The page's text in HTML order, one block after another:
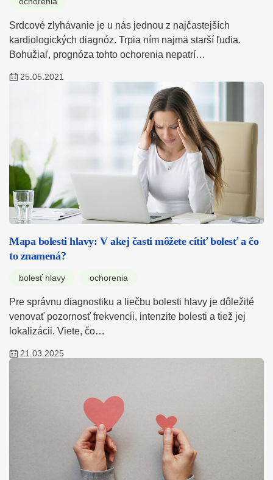
Srdcové zlyhávanie je u nás jednou z najčastejších
kardiologických diagnóz. Trpia ním najmä starší ľudia.
Bohužiaľ, prognóza tohto ochorenia nepatrí…
25.05.2021
Mapa bolesti hlavy: V akej časti môžete cítiť bolesť a čo
to znamená?
bolesť hlavy ochorenia
Pre správnu diagnostiku a liečbu bolesti hlavy je dôležité
venovať pozornosť frekvencii, intenzite bolesti a tiež jej
lokalizácii. Viete, čo…
21.03.2025